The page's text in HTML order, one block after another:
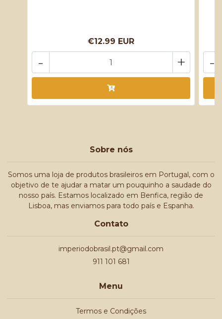
€12.99 EUR
+
- -
Sobre nós
Somos uma loja de produtos brasileiros em Portugal, com o
objetivo de te ajudar a matar um pouquinho a saudade do
nosso país. Estamos localizado em Benfica, região de
Lisboa, mas enviamos para todo país e Espanha.
Contato
imperiodobrasil.pt@gmail.com
911 101 681
Menu
Termos e Condições